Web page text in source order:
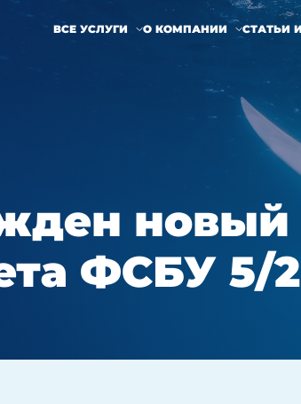
ВСЕ УСЛУГИ О КОМПАНИИ СТАТЬИ
новый
ФСБУ 5/